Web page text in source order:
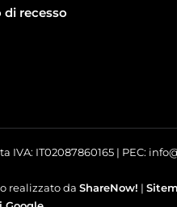
recesso
IVA: IT02087860165 | PEC:
realizzato da ShareNow! |